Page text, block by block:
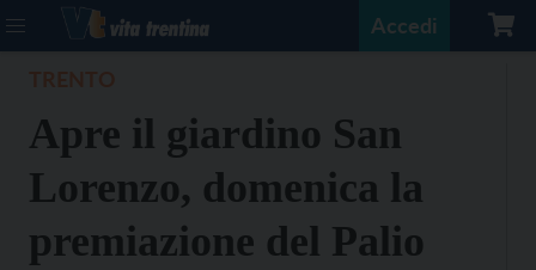
Accedi
Apre il giardino San
Lorenzo, domenica la
premiazione del Palio